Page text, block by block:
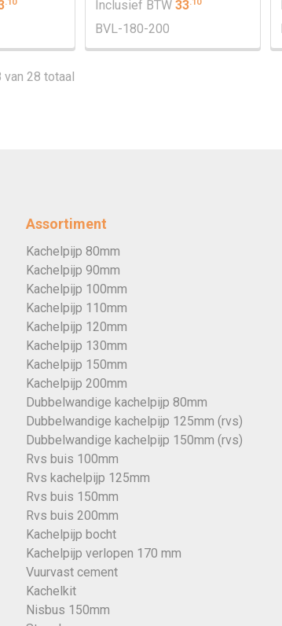
Inclusief BTW33
BVL-180-200
28 totaal
Assortiment
Kachelpijp 80mm
Kachelpijp 90mm
Kachelpijp 100mm
Kachelpijp 110mm
Kachelpijp 120mm
Kachelpijp 130mm
Kachelpijp 150mm
Kachelpijp 200mm
Dubbelwandige kachelpijp 80mm
Dubbelwandige kachelpijp 125mm (rvs)
Dubbelwandige kachelpijp 150mm (rvs)
Rvs buis 100mm
Rvs kachelpijp 125mm
Rvs buis 150mm
Rvs buis 200mm
Kachelpijp bocht
Kachelpijp verlopen 170 mm
Vuurvast cement
Kachelkit
Nisbus 150mm